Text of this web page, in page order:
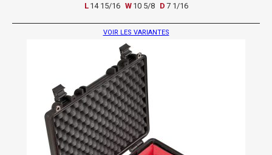
L 14 15/16 W 10 5/8 D 7 1/16
VOIR LES VARIANTES